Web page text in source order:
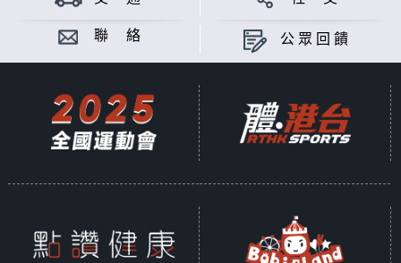
聯 絡 公眾回饋